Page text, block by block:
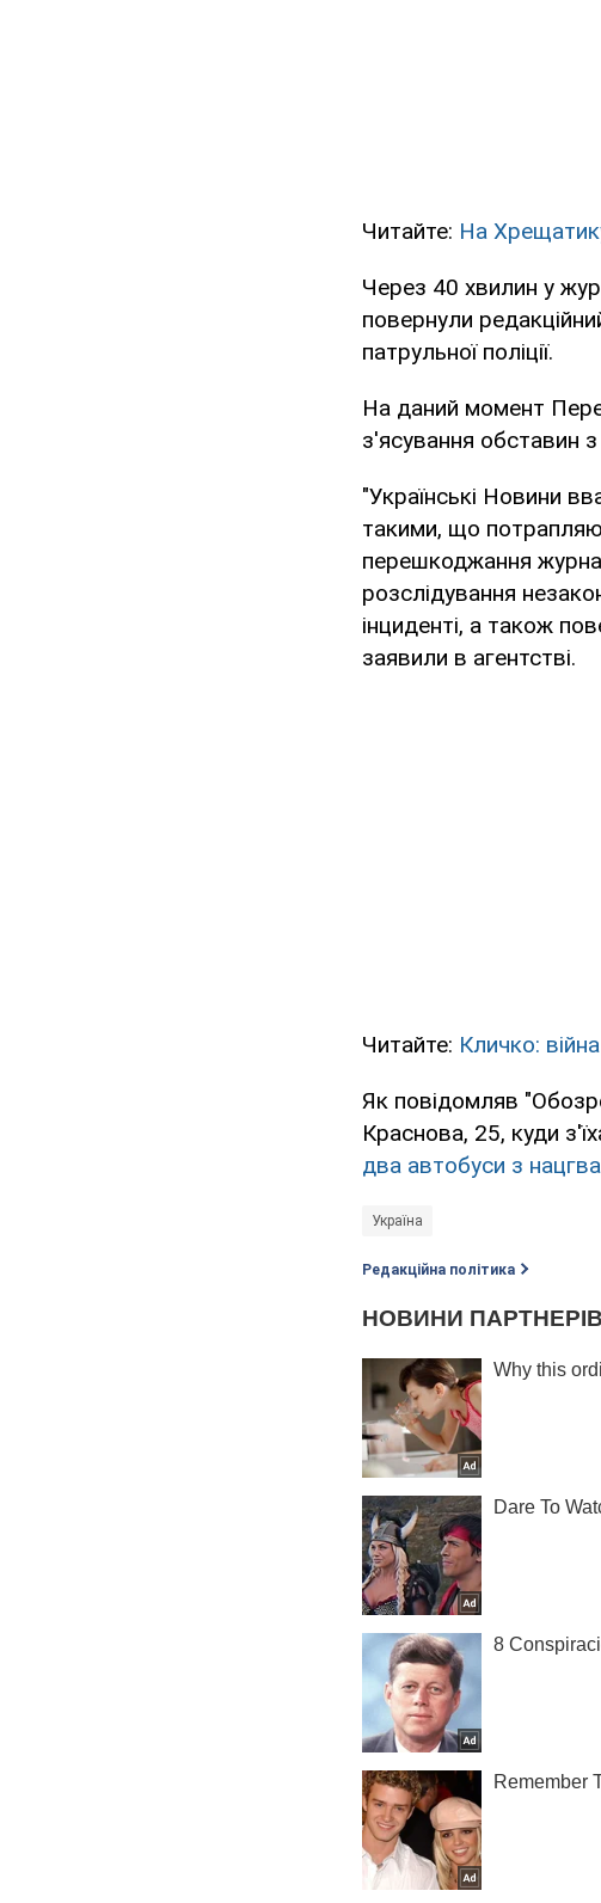
Читайте: На
Через 40 хвилин у
повернули
патрульної поліції.
На даний момент
з'ясування обставин
"Українські Новини
такими, що
перешкоджання
розслідування
інциденті, а також
заявили в агентстві.
Читайте: Кличко:
Як повідомляв
Краснова, 25, куди
два автобуси з
Україна
Редакційна політика